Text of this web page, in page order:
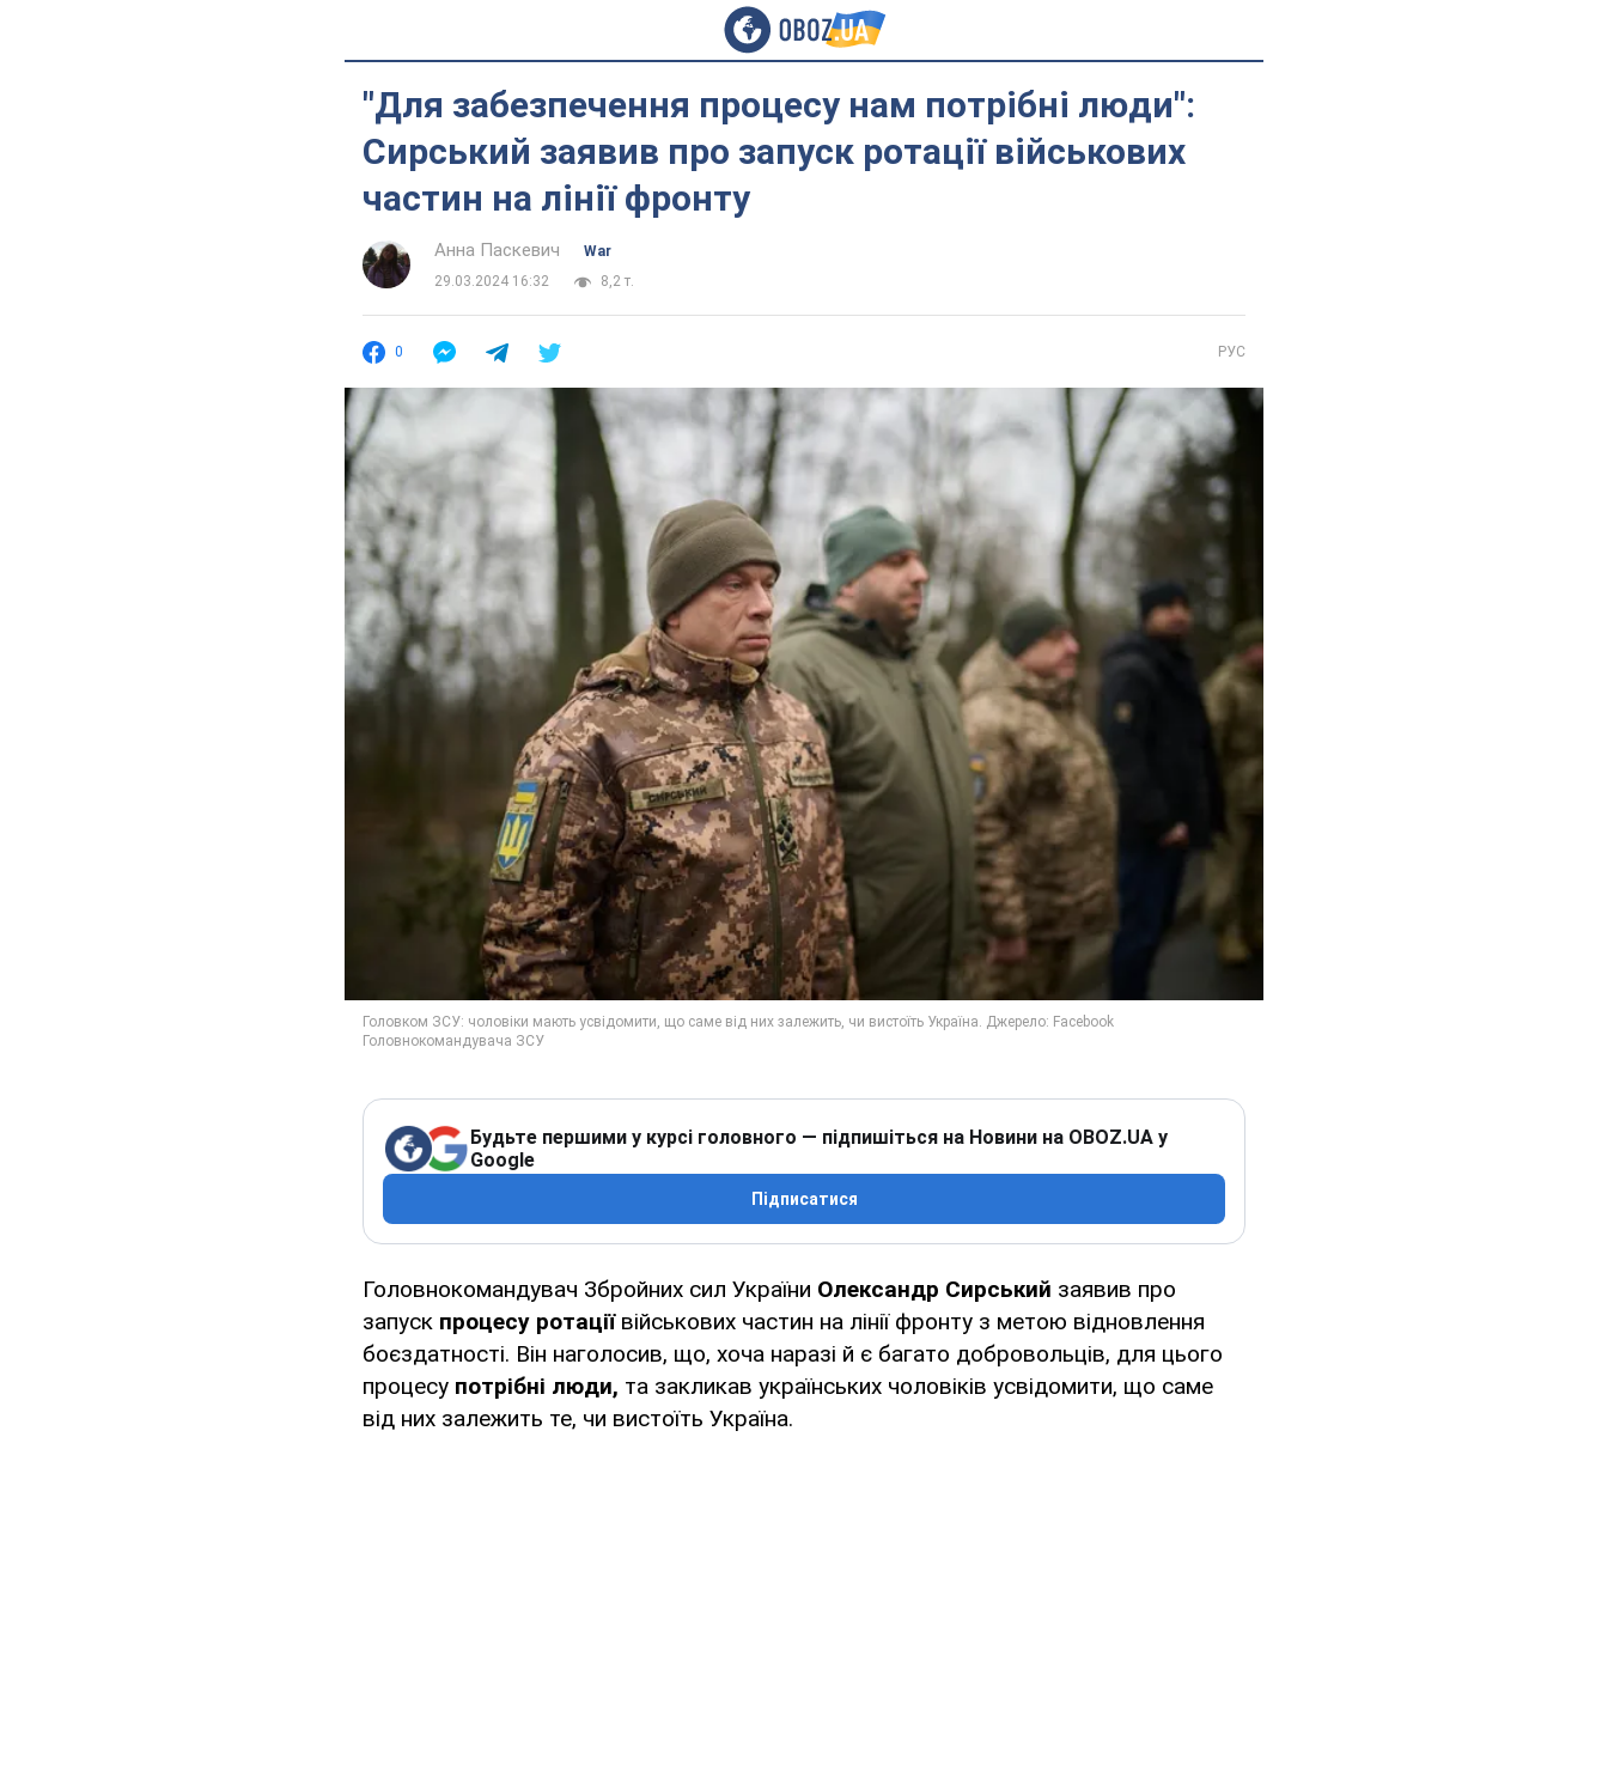
"Для забезпечення процесу нам потрібні люди":
Сирський заявив про запуск ротації військових
частин на лінії фронту
Анна Паскевич
War
29.03.2024 16:32
8,2 т.
0 РУС
Будьте першими у курсі головного — підпишіться на Новини на OBOZ.UA у
Google
Підписатися
Головнокомандувач Збройних сил України Олександр Сирський заявив про
запуск процесу ротаціївійськових частин на лінії фронту з метою відновлення
боєздатності. Він наголосив, що, хоча наразі й є багато добровольців, для цього
процесу потрібні люди, та закликав українських чоловіків усвідомити, що саме
від них залежить те, чи вистоїть Україна.